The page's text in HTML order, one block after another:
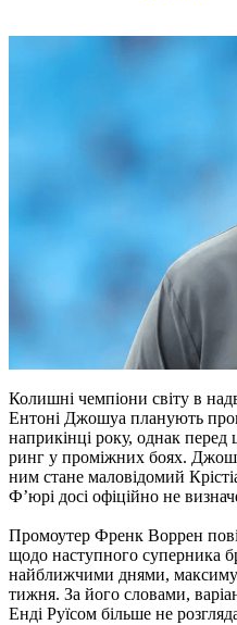
Колишні чемпіони світу в
Ентоні Джошуа планують
наприкінці року, однак
ринг у проміжних боях.
ним стане маловідомий
Ф’юрі досі офіційно не
Промоутер Френк Воррен
щодо наступного суперника
найближчими днями,
тижня. За його словами,
Енді Руїсом більше не